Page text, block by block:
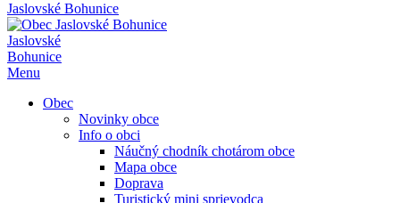
Jaslovské Bohunice
Jaslovské
Bohunice
Menu
Obec
Novinky obce
Info o obci
Náučný chodník chotárom obce
Mapa obce
Doprava
Turistický mini sprievodca